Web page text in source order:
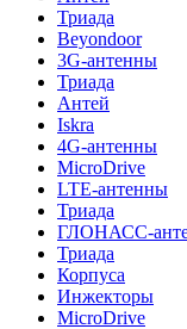
Триада
Beyondoor
3G-антенны
Триада
Антей
Iskra
4G-антенны
MicroDrive
LTE-антенны
Триада
ГЛОНАСС-
Триада
Корпуса
Инжекторы
MicroDrive